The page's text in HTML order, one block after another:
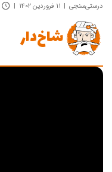
درستی‌سنجی ۱۱ فروردین ۱۴۰۲
شاخ‌دار